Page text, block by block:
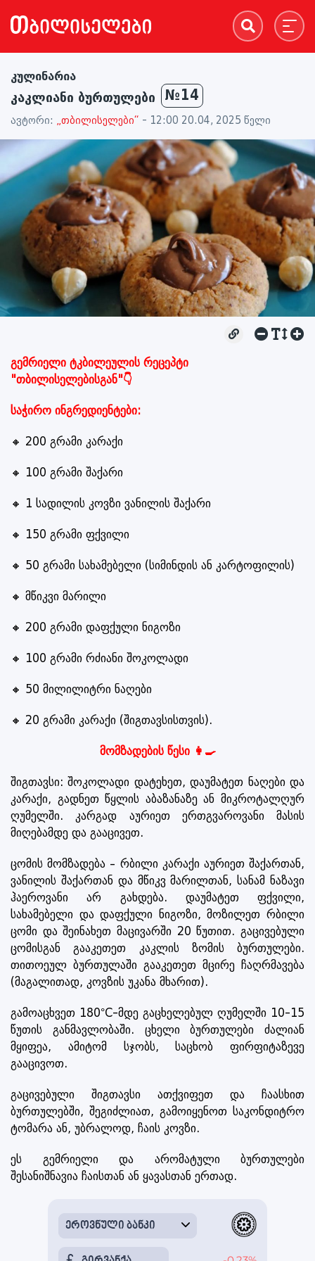
კულინარია
კაკლიანი ბურთულები №14
ავტორი: „თბილისელები“ - 12:00 20.04, 2025 წელი
გემრიელი ტკბილეულის რეცეპტი
"თბილისელებისგან"👇
საჭირო ინგრედიენტები:
🔸 200 გრამი კარაქი
🔸 100 გრამი შაქარი
🔸 1 სადილის კოვზი ვანილის შაქარი
🔸 150 გრამი ფქვილი
🔸 50 გრამი სახამებელი (სიმინდის ან კარტოფილის)
🔸 მწიკვი მარილი
🔸 200 გრამი დაფქული ნიგოზი
🔸 100 გრამი რძიანი შოკოლადი
🔸 50 მილილიტრი ნაღები
🔸 20 გრამი კარაქი (შიგთავსისთვის).
მომზადების წესი 👩‍🍳
შიგთავსი: შოკოლადი დატეხეთ, დაუმატეთ ნაღები და
კარაქი, გადნეთ წყლის აბაზანაზე ან მიკროტალღურ
ღუმელში. კარგად აურიეთ ერთგვაროვანი მასის
მიღებამდე და გააცივეთ.
ცომის მომზადება – რბილი კარაქი აურიეთ შაქართან,
ვანილის შაქართან და მწიკვ მარილთან, სანამ ნაზავი
ჰაეროვანი არ გახდება. დაუმატეთ ფქვილი,
სახამებელი და დაფქული ნიგოზი, მოზილეთ რბილი
ცომი და შეინახეთ მაცივარში 20 წუთით. გაცივებული
ცომისგან გააკეთეთ კაკლის ზომის ბურთულები.
თითოეულ ბურთულაში გააკეთეთ მცირე ჩაღრმავება
(მაგალითად, კოვზის უკანა მხარით).
გამოაცხვეთ 180°C-მდე გაცხელებულ ღუმელში 10-15
წუთის განმავლობაში. ცხელი ბურთულები ძალიან
მყიფეა, ამიტომ სჯობს, საცხობ ფირფიტაზევე
გააცივოთ.
გაცივებული შიგთავსი ათქვიფეთ და ჩაასხით
ბურთულებში, შეგიძლიათ, გამოიყენოთ საკონდიტრო
ტომარა ან, უბრალოდ, ჩაის კოვზი.
ეს გემრიელი და არომატული ბურთულები
შესანიშნავია ჩაისთან ან ყავასთან ერთად.